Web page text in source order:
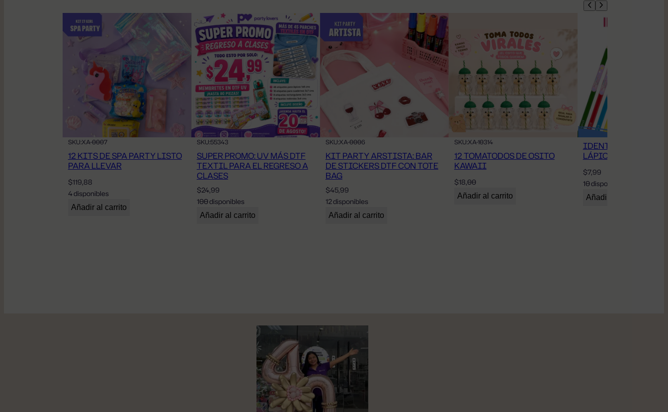
SKU:XA-0007
12 KITS DE SPA PARTY LISTO
PARA LLEVAR
$119,88
4 disponibles
Añadir al carrito
SKU:55343
SUPER PROMO: UV MÁS DTF
TEXTIL PARA EL REGRESO A
CLASES
$24,99
100 disponibles
Añadir al carrito
SKU:XA-0006
KIT PARTY ARSTISTA: BAR
DE STICKERS DTF CON TOTE
BAG
$45,99
12 disponibles
Añadir al carrito
SKU:XA-10314
12 TOMATODOS DE OSITO
KAWAII
$18,00
Añadir al carrito
IDENTIFICADORES
LÁPICES EN UVTDF
$7,99
10 disponibles
Añadir al carrito